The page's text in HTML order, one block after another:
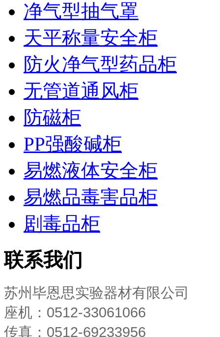
净气型抽气罩
天平称量安全柜
防火净气型药品柜
无管道通风柜
防磁柜
PP强酸碱柜
易燃液体安全柜
易燃品毒害品柜
剧毒品柜
联系我们
苏州毕恩思实验器材有限公司
座机：0512-33061066
传真：0512-69233956